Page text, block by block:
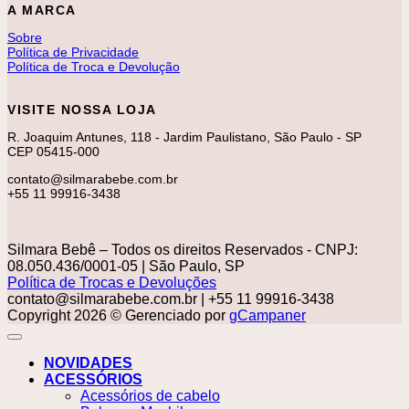
A MARCA
Sobre
Política de Privacidade
Política de Troca e Devolução
VISITE NOSSA LOJA
R. Joaquim Antunes, 118 - Jardim Paulistano, São Paulo - SP
CEP 05415-000
contato@silmarabebe.com.br
+55 11 99916-3438
Silmara Bebê – Todos os direitos Reservados - CNPJ:
08.050.436/0001-05 | São Paulo, SP
Política de Trocas e Devoluções
contato@silmarabebe.com.br | +55 11 99916-3438
Copyright 2026 © Gerenciado por gCampaner
NOVIDADES
ACESSÓRIOS
Acessórios de cabelo